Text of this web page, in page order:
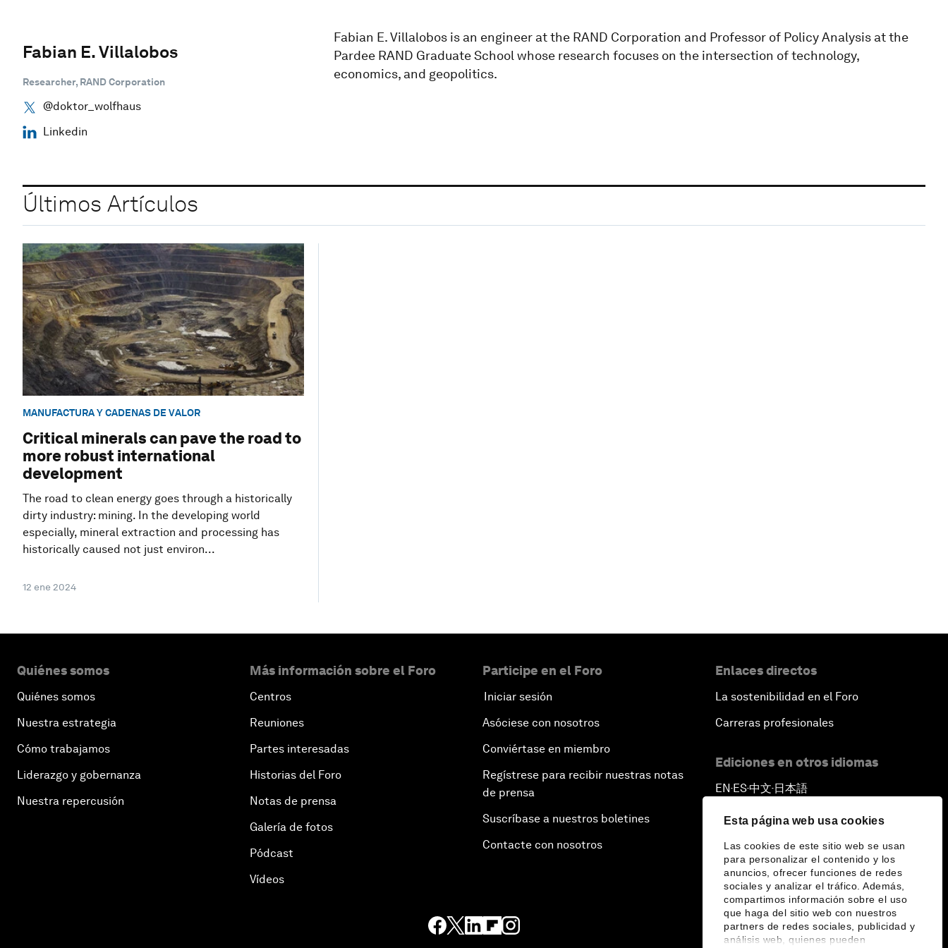
Esta página web usa cookies
Las cookies de este sitio web se usan
para personalizar el contenido y los
anuncios, ofrecer funciones de redes
sociales y analizar el tráfico. Además,
compartimos información sobre el uso
que haga del sitio web con nuestros
partners de redes sociales, publicidad y
análisis web, quienes pueden
Fabian E. Villalobos
Researcher, RAND Corporation
@doktor_wolfhaus
Linkedin
Fabian E. Villalobos is an engineer at the RAND Corporation and Professor of Policy Analysis at the
Pardee RAND Graduate School whose research focuses on the intersection of technology,
economics, and geopolitics.
Últimos Artículos
MANUFACTURA Y CADENAS DE VALOR
Critical minerals can pave the road to
more robust international
development
The road to clean energy goes through a historically
dirty industry: mining. In the developing world
especially, mineral extraction and processing has
historically caused not just environ...
12 ene 2024
Quiénes somos
Quiénes somos
Nuestra estrategia
Cómo trabajamos
Liderazgo y gobernanza
Nuestra repercusión
Más información sobre el Foro
Centros
Reuniones
Partes interesadas
Historias del Foro
Notas de prensa
Galería de fotos
Pódcast
Vídeos
Participe en el Foro
Iniciar sesión
Asóciese con nosotros
Conviértase en miembro
Regístrese para recibir nuestras notas
de prensa
Suscríbase a nuestros boletines
Contacte con nosotros
Enlaces directos
La sostenibilidad en el Foro
Carreras profesionales
Ediciones en otros idiomas
EN ▪ ES▪中文▪ 日本語